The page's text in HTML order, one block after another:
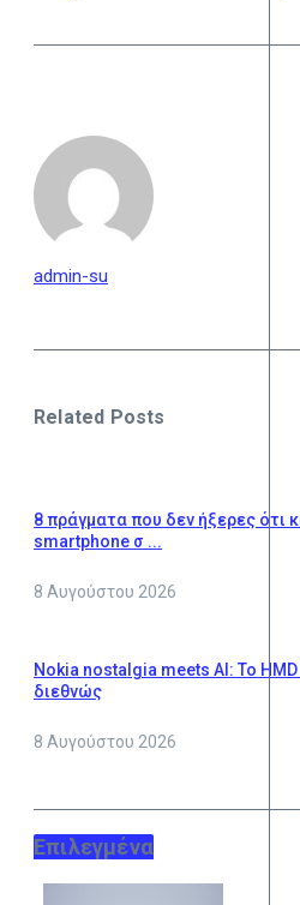
admin-su
Related Posts
8 πράγματα που δεν ήξερες ότι
smartphone σ ...
8 Αυγούστου 2026
Nokia nostalgia meets AI: Το
διεθνώς
8 Αυγούστου 2026
Επιλεγμένα